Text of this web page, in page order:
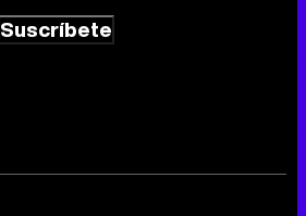
Suscríbete